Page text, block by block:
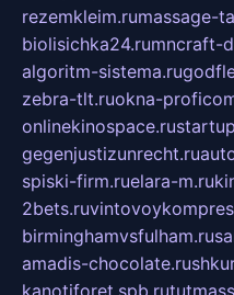
rezemkleim.rumassage-
biolisichka24.rumncraft-
algoritm-sistema.ru
zebra-tlt.ruokna-
onlinekinospace.ru
gegenjustizunrecht.ru
spiski-firm.ruelara-m.ru
2bets.ru
birminghamvsfulham.ru
amadis-chocolate.ru